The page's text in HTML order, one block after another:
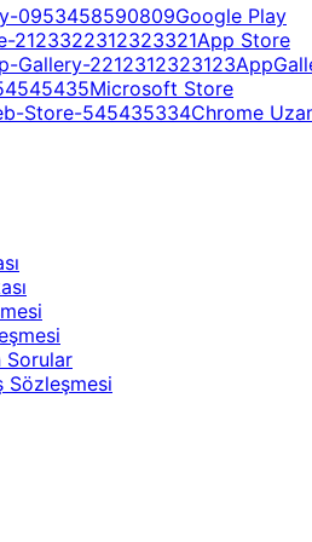
Google Play
App Store
Microsoft Store
Chrome
Sorular
Sözleşmesi